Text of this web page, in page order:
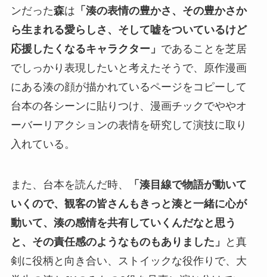
ンだった森は 「湊の表情の豊かさ、その豊かさか
ら生まれる愛らしさ、そして嘘をついているけど
応援したくなるキャラクター」 であることを芝居
でしっかり表現したいと考えたそうで、原作漫画
にある湊の顔が描かれているページをコピーして
台本の各シーンに貼りつけ、漫画チックでややオ
ーバーリアクションの表情を研究して演技に取り
入れている。
また、台本を読んだ時、
「湊目線で物語が動いて
いくので、観客の皆さんもきっと湊と一緒に心が
動いて、湊の感情を共有していくんだなと思う
と、その責任感のようなものもありました」
と真
剣に役柄と向き合い、ストイックな役作りで、大